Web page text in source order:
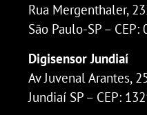
Rua Mergenthaler,
São Paulo-SP –
Digisensor Jundiaí
Av Juvenal Arantes,
Jundiaí SP – CEP: